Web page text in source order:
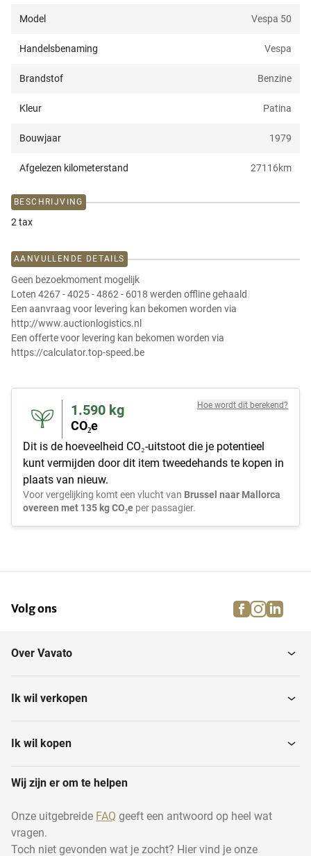
Model Vespa 50
Handelsbenaming Vespa
Brandstof Benzine
Kleur Patina
Bouwjaar 1979
Afgelezen kilometerstand 27116km
BESCHRIJVING
2 tax
AANVULLENDE DETAILS
Geen bezoekmoment mogelijk
Loten 4267 - 4025 - 4862 - 6018 werden offline gehaald
Een aanvraag voor levering kan bekomen worden via
http://www.auctionlogistics.nl
Een offerte voor levering kan bekomen worden via
https://calculator.top-speed.be
1.590 kg
CO₂e
Hoe wordt dit berekend?
Dit is de hoeveelheid CO₂-uitstoot die je potentieel
kunt vermijden door dit item tweedehands te kopen in
plaats van nieuw.
Voor vergelijking komt een vlucht van Brussel naar Mallorca
overeen met 135 kg CO₂e per passagier.
Volg ons facebook
Over Vavato
Ik wil verkopen
Ik wil kopen
Wij zijn er om te helpen
Onze uitgebreide FAQ geeft een antwoord op heel wat
vragen.
Toch niet gevonden wat je zocht? Hier vind je onze